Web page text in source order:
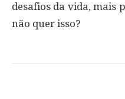
desafios da vida, mais
não quer isso?